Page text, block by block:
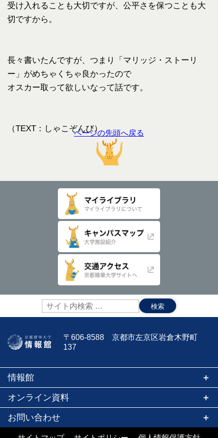
受け入れることも大切ですが、公平さを保つことも大
切ですから。
長々書いたんですが、つまり「マリッジ・ストーリ
ー」がめちゃくちゃ良かったので
オスカー取って欲しいなって話です。
（TEXT：しゃこぞんび）ページの先頭へ戻る
サ
イ
ト
検
索:
〒606-8588 京都市左京区岩倉木野町
137
情報館
オンライン資料
お問い合わせ